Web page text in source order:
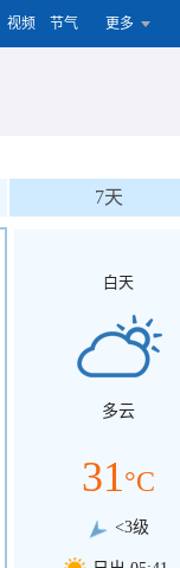
视频 节气 更多
7天
白天
多云
31°C
<3级